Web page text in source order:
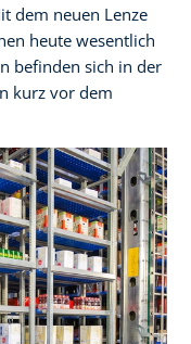
dem neuen Lenze
heute wesentlich
befinden sich in der
kurz vor dem